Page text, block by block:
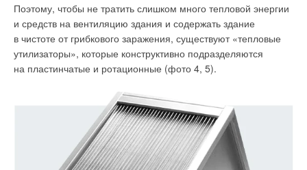
Поэтому, чтобы не тратить слишком много тепловой энергии
и средств на вентиляцию здания и содержать здание
в чистоте от грибкового заражения, существуют «тепловые
утилизаторы», которые конструктивно подразделяются
на пластинчатые и ротационные (фото 4, 5).